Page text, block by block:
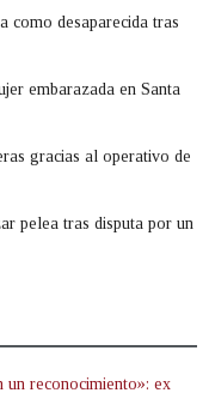
como desaparecida tras
embarazada en Santa
gracias al operativo de
pelea tras disputa por un
un reconocimiento»: ex